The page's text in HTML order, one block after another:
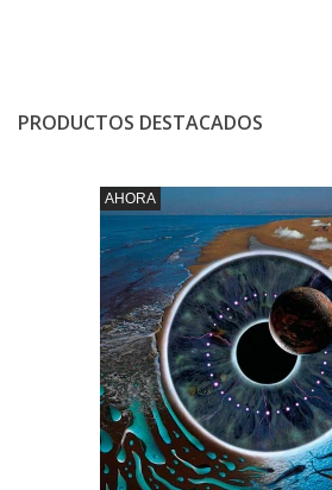
PRODUCTOS DESTACADOS
AHORA